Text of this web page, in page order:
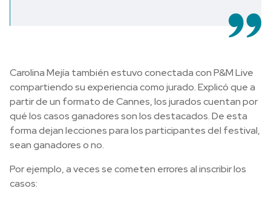
Carolina Mejía también estuvo conectada con P&M Live
compartiendo su experiencia como jurado. Explicó que a
partir de un formato de Cannes, los jurados cuentan por
qué los casos ganadores son los destacados. De esta
forma dejan lecciones para los participantes del festival,
sean ganadores o no.
Por ejemplo, a veces se cometen errores al inscribir los
casos: